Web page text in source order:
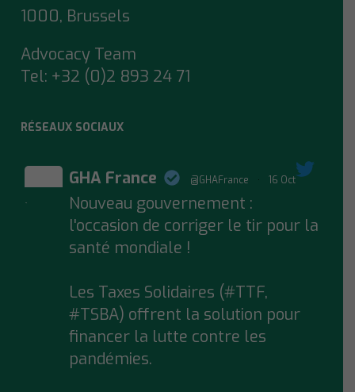
1000, Brussels
Advocacy Team
Tel: +32 (0)2 893 24 71
RÉSEAUX SOCIAUX
;
GHA France @GHAFrance · 16 Oct
Nouveau gouvernement :
l'occasion de corriger le tir pour la
santé mondiale !
Les Taxes Solidaires (#TTF,
#TSBA) offrent la solution pour
financer la lutte contre les
pandémies.